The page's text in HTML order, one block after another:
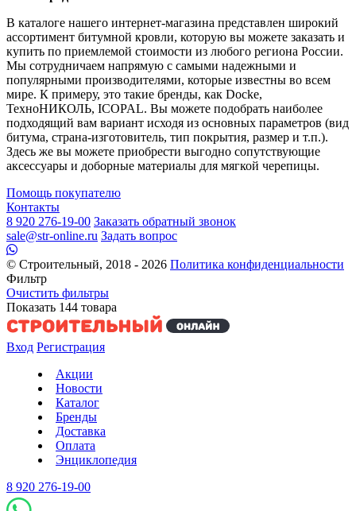
В каталоге нашего интернет-магазина представлен широкий
ассортимент битумной кровли, которую вы можете заказать и
купить по приемлемой стоимости из любого региона России.
Мы сотрудничаем напрямую с самыми надежными и
популярными производителями, которые известны во всем
мире. К примеру, это такие бренды, как Docke,
ТехноНИКОЛЬ, ICOPAL. Вы можете подобрать наиболее
подходящий вам вариант исходя из основных параметров (вид
битума, страна-изготовитель, тип покрытия, размер и т.п.).
Здесь же вы можете приобрести выгодно сопутствующие
аксессуары и доборные материалы для мягкой черепицы.
Помощь покупателю
Контакты
8 920 276-19-00 Заказать обратный звонок
sale@str-online.ru Задать вопрос
© Строительный, 2018 - 2026 Политика конфиденциальности
Фильтр
Очистить фильтры
Показать 144 товара
Вход Регистрация
Акции
Новости
Каталог
Бренды
Доставка
Оплата
Энциклопедия
8 920 276-19-00